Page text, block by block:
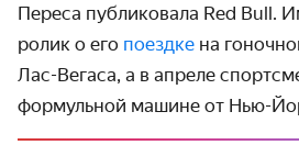
Переса публиковала Red Bull.
ролик о его поездке на
Лас-Вегаса, а в апреле
формульной машине от Нью-